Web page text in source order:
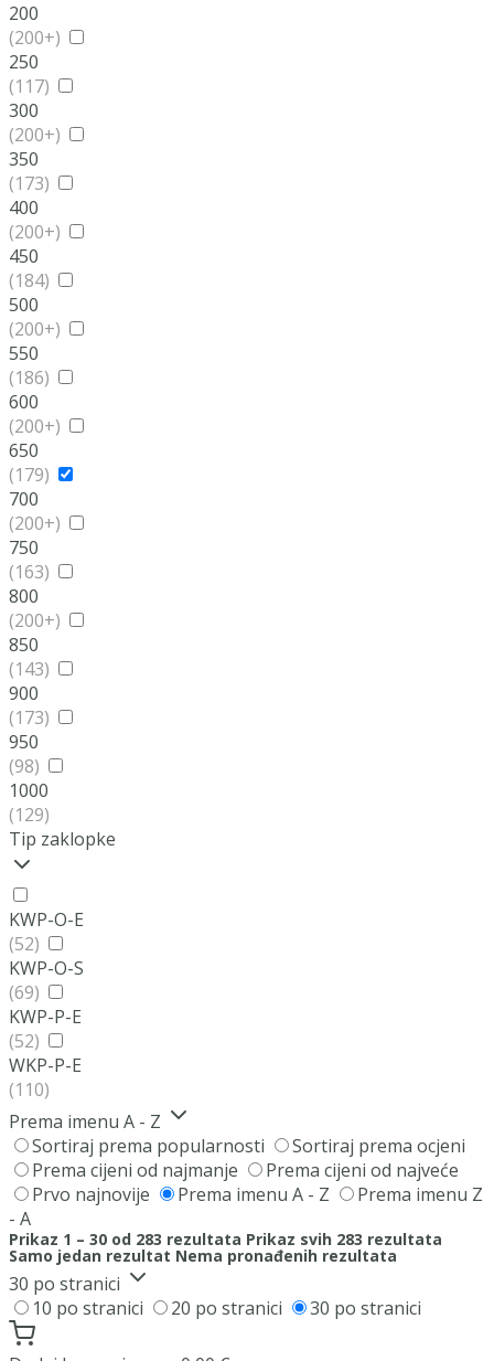
200
(200+)
250
(117)
300
(200+)
350
(173)
400
(200+)
450
(184)
500
(200+)
550
(186)
600
(200+)
650
(179)
700
(200+)
750
(163)
800
(200+)
850
(143)
900
(173)
950
(98)
1000
(129)
Tip zaklopke
KWP-O-E
(52)
KWP-O-S
(69)
KWP-P-E
(52)
WKP-P-E
(110)
Prema imenu A - Z
Sortiraj prema popularnosti
Sortiraj prema ocjeni
Prema cijeni od najmanje
Prema cijeni od najveće
Prvo najnovije
Prema imenu A - Z
Prema imenu Z
- A
Prikaz 1 – 30 od 283 rezultata Prikaz svih 283 rezultata
Samo jedan rezultat Nema pronađenih rezultata
30 po stranici
10 po stranici
20 po stranici 30 po stranici